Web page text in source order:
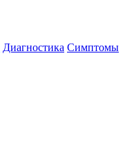
Диагностика Симптомы